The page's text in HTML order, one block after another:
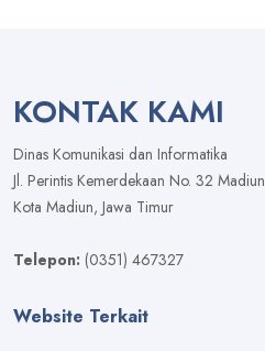
KONTAK KAMI
Dinas Komunikasi dan Informatika
Jl. Perintis Kemerdekaan No. 32 Madiun
Kota Madiun, Jawa Timur
Telepon: (0351) 467327
Website Terkait